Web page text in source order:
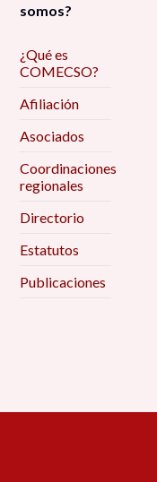
somos?
¿Qué es
COMECSO?
Afiliación
Asociados
Coordinaciones
regionales
Directorio
Estatutos
Publicaciones